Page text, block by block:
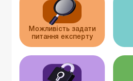
Можливість задати
питання експерту